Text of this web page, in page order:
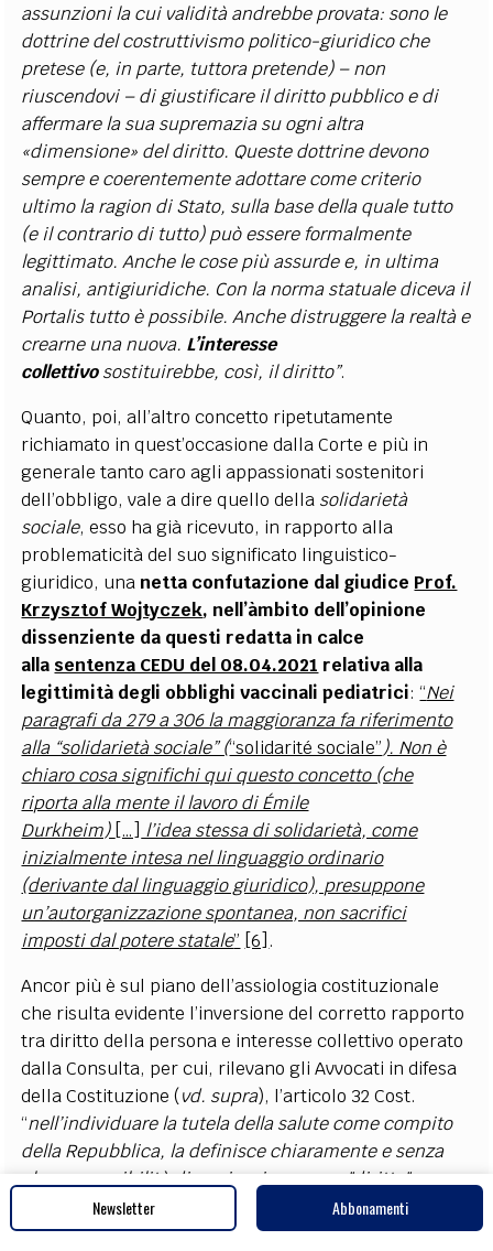
assunzioni la cui validità andrebbe provata: sono le
dottrine del costruttivismo politico-giuridico che
pretese (e, in parte, tuttora pretende) – non
riuscendovi – di giustificare il diritto pubblico e di
affermare la sua supremazia su ogni altra
«dimensione» del diritto. Queste dottrine devono
sempre e coerentemente adottare come criterio
ultimo la ragion di Stato, sulla base della quale tutto
(e il contrario di tutto) può essere formalmente
legittimato. Anche le cose più assurde e, in ultima
analisi, antigiuridiche. Con la norma statuale diceva il
Portalis tutto è possibile. Anche distruggere la realtà e
crearne una nuova. L’interesse
collettivosostituirebbe, così, il diritto”.
Quanto, poi, all’altro concetto ripetutamente
richiamato in quest’occasione dalla Corte e più in
generale tanto caro agli appassionati sostenitori
dell’obbligo, vale a dire quellodella solidarietà
sociale, esso ha già ricevuto, in rapporto alla
problematicità del suo significato linguistico-
giuridico, una netta confutazione dal giudice Prof.
Krzysztof Wojtyczek, nell’àmbito dell’opinione
dissenziente da questi redatta in calce
alla sentenza CEDU del 08.04.2021 relativa alla
legittimità degli obblighi vaccinali pediatrici:“Nei
paragrafi da 279 a 306 la maggioranza fa riferimento
alla “solidarietà sociale” (“solidarité sociale”). Non è
chiaro cosa significhi qui questo concetto (che
riporta alla mente il lavoro di Émile
Durkheim) […] l’idea stessa di solidarietà, come
inizialmente intesa nel linguaggio ordinario
(derivante dal linguaggio giuridico), presuppone
un’autorganizzazione spontanea, non sacrifici
imposti dal potere statale” [6] .
Ancor più è sul piano dell’assiologia costituzionale
che risulta evidente l’inversione del corretto rapporto
tra diritto della persona e interesse collettivo operato
dalla Consulta, per cui, rilevano gli Avvocati in difesa
della Costituzione (vd. supra), l’articolo 32 Cost.
“nell’individuare la tutela della salute come compito
della Repubblica, la definisce chiaramente e senza
alcuna possibilità di equivoci come un "diritto"
dell’individuo e un "interesse" della collettività, non
viceversa!”e, pertanto,“[…] maiun "interesse",
Newsletter Abbonamenti